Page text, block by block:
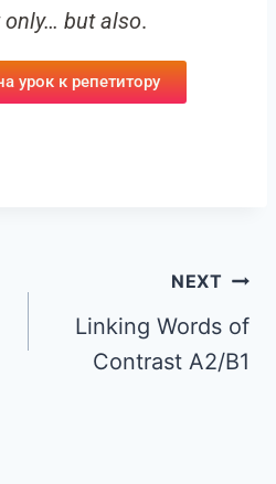
only… but also.
урок к репетитору
NEXT
Linking Words of
Contrast A2/B1